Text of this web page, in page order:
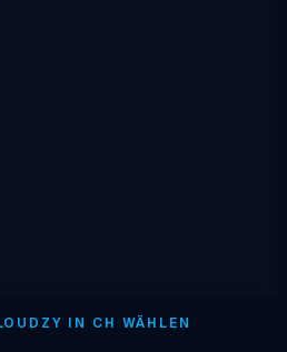
IN CH WÄHLEN